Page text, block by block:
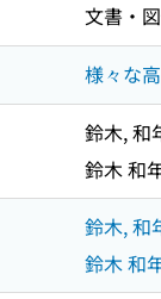
文書・
様々な
鈴木, 和
鈴木 和
鈴木, 和
鈴木 和